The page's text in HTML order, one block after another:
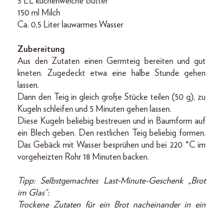
150 ml Milch
Ca. 0,5 Liter lauwarmes Wasser
Zubereitung
Aus den Zutaten einen Germteig bereiten und gut
kneten. Zugedeckt etwa eine halbe Stunde gehen
lassen.
Dann den Teig in gleich große Stücke teilen (50 g), zu
Kugeln schleifen und 5 Minuten gehen lassen.
Diese Kugeln beliebig bestreuen und in Baumform auf
ein Blech geben. Den restlichen Teig beliebig formen.
Das Gebäck mit Wasser besprühen und bei 220 °C im
vorgeheizten Rohr 18 Minuten backen.
Tipp: Selbstgemachtes Last-Minute-Geschenk „Brot
im Glas“:
Trockene Zutaten für ein Brot nacheinander in ein